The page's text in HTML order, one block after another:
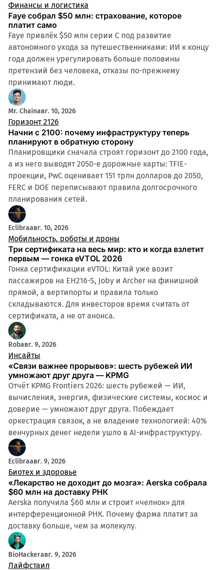
Финансы и логистика
Faye собрал $50 млн: страхование, которое
платит само
Faye привлёк $50 млн серии C под развитие
автономного ухода за путешественниками: ИИ к концу
года должен урегулировать больше половины
претензий без человека, отказы по-прежнему
принимают люди.
Mr. Chainавг. 10, 2026
Горизонт 2126
Начни с 2100: почему инфраструктуру теперь
планируют в обратную сторону
Планировщики сначала строят горизонт до 2100 года,
а из него выводят 2050-е дорожные карты: TFIE-
проекции, PwC оценивает 151 трлн долларов до 2050,
FERC и DOE переписывают правила долгосрочного
планирования сетей.
Eclibraавг. 10, 2026
Мобильность, роботы и дроны
Три сертификата на весь мир: кто и когда взлетит
первым — гонка eVTOL 2026
Гонка сертификации eVTOL: Китай уже возит
пассажиров на EH216-S, Joby и Archer на финишной
прямой, а вертипорты и правила только
складываются. Для инвесторов время считать от
сертификата, а не от анонса.
Robавг. 9, 2026
Инсайты
«Связи важнее прорывов»: шесть рубежей ИИ
умножают друг друга — KPMG
Отчёт KPMG Frontiers 2026: шесть рубежей — ИИ,
вычисления, энергия, физические системы, космос и
доверие — умножают друг друга. Побеждает
оркестрация связок, а не владение технологией: 40%
венчурных денег недели ушло в AI-инфраструктуру.
Eclibraавг. 9, 2026
Биотех и здоровье
«Лекарство не доходит до мозга»: Aerska собрала
$60 млн на доставку РНК
Aerska получила $60 млн и строит «челнок» для
интерференционной РНК. Почему фарма платит за
доставку больше, чем за молекулу.
BioHackerавг. 9, 2026
Лайфстаил